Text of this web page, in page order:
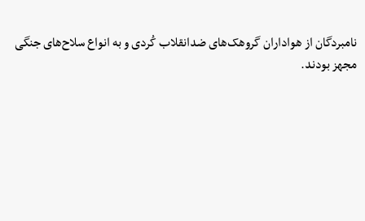
نامبردگان از هواداران گروهک‌های ضدانقلاب کُردی و به انواع سلاح‌های جنگی
مجهز بودند.